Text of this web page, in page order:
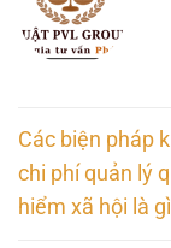
Các biện pháp
chi phí quản lý
hiểm xã hội là